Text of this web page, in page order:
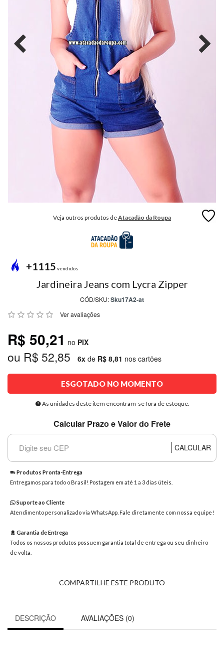
MODA
GRIFE
PREÇO
ÚNICO
PROMOÇÕES
MARCAS
CENTRAL
ATENDIMENTO
8363
Chat
nos uma
mensagem
Veja outros produtos deAtacadão da Roupa
+1115 vendidos
Jardineira Jeans com Lycra Zipper
CÓD/SKU:Sku17A2-at
Ver avaliações
R$ 50,21 no PIX
ou R$ 52,85 6x de R$ 8,81 nos cartões
ESGOTADO NO MOMENTO
As unidades deste item encontram-se fora de estoque.
Calcular Prazo e Valor do Frete
CALCULAR
Produtos Pronta-Entrega
Entregamos para todo o Brasil! Postagem em até 1 a 3 dias úteis.
Suporte ao Cliente
Atendimento personalizado via WhatsApp. Fale diretamente com nossa equipe!
Garantia de Entrega
Todos os nossos produtos possuem garantia total de entrega ou seu dinheiro
de volta.
COMPARTILHE ESTE PRODUTO
DESCRIÇÃO AVALIAÇÕES (0)